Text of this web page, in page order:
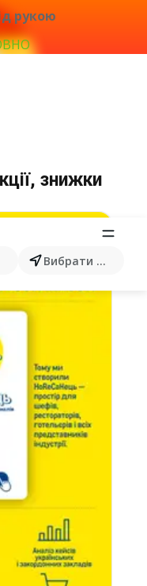
рукою
товарів... Вибрати місто
знижки